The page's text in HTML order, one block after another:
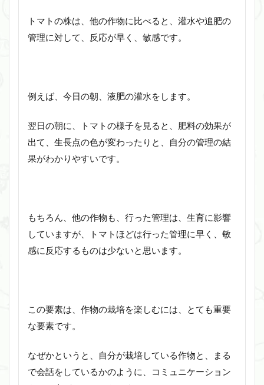
トマトの株は、他の作物に比べると、灌水や追肥の
管理に対して、反応が早く、敏感です。
例えば、今日の朝、液肥の灌水をします。
翌日の朝に、トマトの様子を見ると、肥料の効果が
出て、生長点の色が変わったりと、自分の管理の結
果がわかりやすいです。
もちろん、他の作物も、行った管理は、生育に影響
していますが、トマトほどは行った管理に早く、敏
感に反応するものは少ないと思います。
この要素は、作物の栽培を楽しむには、とても重要
な要素です。
なぜかというと、自分が栽培している作物と、まる
で会話をしているかのように、コミュニケーション